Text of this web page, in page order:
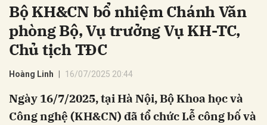
Bộ KH&CN bổ nhiệm Chánh Văn
phòng Bộ, Vụ trưởng Vụ KH-TC,
Chủ tịch TĐC
Hoàng Linh 16/07/2025 20:44
Ngày 16/7/2025, tại Hà Nội, Bộ Khoa học và
Công nghệ (KH&CN) đã tổ chức Lễ công bố và
Hủy Gửi